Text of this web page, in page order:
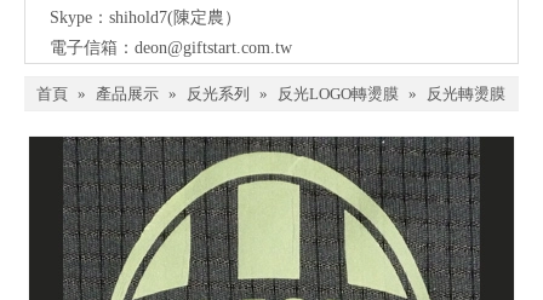
Skype：shihold7(陳定農）
電子信箱： deon@giftstart.com.tw
首頁 » 產品展示 » 反光系列 » 反光LOGO轉燙膜 » 反光轉燙膜